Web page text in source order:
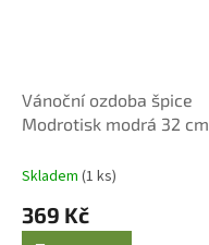
Vánoční ozdoba špice
Modrotisk modrá 32 cm
Skladem (1 ks)
369 Kč